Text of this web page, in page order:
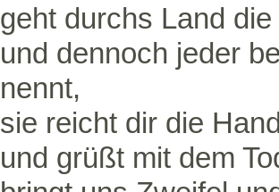
geht durchs Land
und dennoch jeder
nennt,
sie reicht dir die
und grüßt mit dem